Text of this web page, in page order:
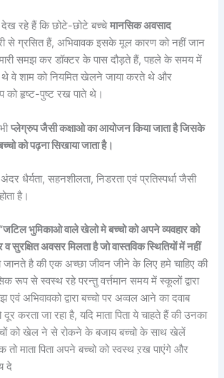
देख रहे हैं कि छोटे-छोटे बच्चेमानसिक अवसाद
से ग्रसित हैं, अभिवावक इसके मूल कारण को नहीं जान
समझ कर डॉक्टर के पास दौड़ते हैं, पहले के समय में
वे शाम को नियमित खेलने जाया करते थे और
हृष्ट-पुष्ट रख पाते थे।
प्लेग्रुप जैसी कक्षाओ का आयोजन किया जाता है जिसके
को पढ़ना सिखाया जाता है।
धैर्यता, सहनशीलता, निडरता एवं प्रतिस्पर्धा जैसी
है।
भुमिकाओ वाले खेलो मे बच्चो को अपने व्यवहार को
सुरक्षित अवसर मिलता है जो वास्तविक स्थितियों में नहीं
जानते है की एक अच्छा जीवन जीने के लिए हमे चाहिए की
रूप से स्वस्थ रहे परन्तु वर्त्तमान समय में स्कूलों द्वारा
एवं अभिवावको द्वारा बच्चो पर अव्वल आने का दवाब
करता जा रहा है, यदि माता पिता ये चाहते हैं की उनका
को खेल ने से रोकने के बजाय बच्चो के साथ खेलें
तो माता पिता अपने बच्चो को स्वस्थ ऱख पाएंगे और
दे